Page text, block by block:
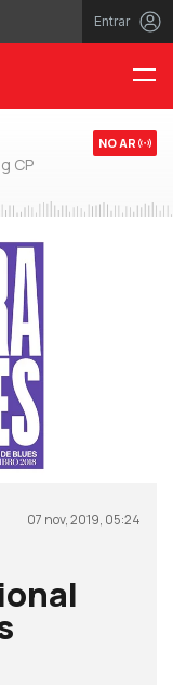
Entrar
CP
NO AR
07 nov, 2019, 05:24